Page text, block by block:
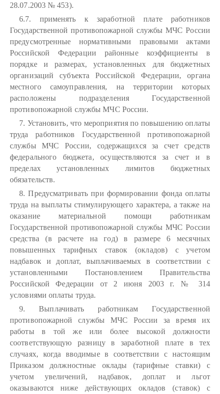
28.07.2003 № 453).
6.7. применять к заработной плате работников
Государственной противопожарной службы МЧС России
предусмотренные нормативными правовыми актами
Российской Федерации районные коэффициенты в
порядке и размерах, установленных для бюджетных
организаций субъекта Российской Федерации, органа
местного самоуправления, на территории которых
расположены подразделения Государственной
противопожарной службы МЧС России.
7. Установить, что мероприятия по повышению оплаты
труда работников Государственной противопожарной
службы МЧС России, содержащихся за счет средств
федерального бюджета, осуществляются за счет и в
пределах установленных лимитов бюджетных
обязательств.
8. Предусматривать при формировании фонда оплаты
труда на выплаты стимулирующего характера, а также на
оказание материальной помощи работникам
Государственной противопожарной службы МЧС России
средства (в расчете на год) в размере 6 месячных
повышенных тарифных ставок (окладов) с учетом
надбавок и доплат, выплачиваемых в соответствии с
установленными Постановлением Правительства
Российской Федерации от 2 июня 2003 г. № 314
условиями оплаты труда.
9. Выплачивать работникам Государственной
противопожарной службы МЧС России за время их
работы в той же или более высокой должности
соответствующую разницу в заработной плате в тех
случаях, когда вводимые в соответствии с настоящим
Приказом должностные оклады (тарифные ставки) с
учетом увеличений, надбавок, доплат и льгот
оказываются ниже действующих окладов (ставок) с